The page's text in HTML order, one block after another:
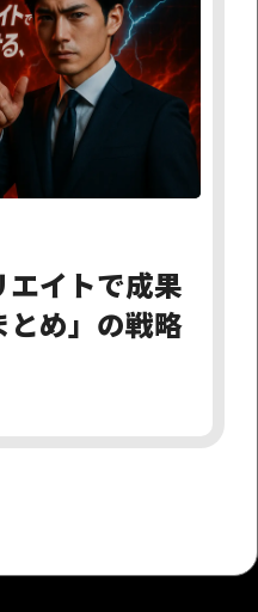
やき
ネットビジネス
について
イトで成果
め」の戦略